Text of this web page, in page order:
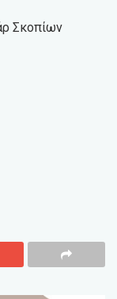
Σκοπίων